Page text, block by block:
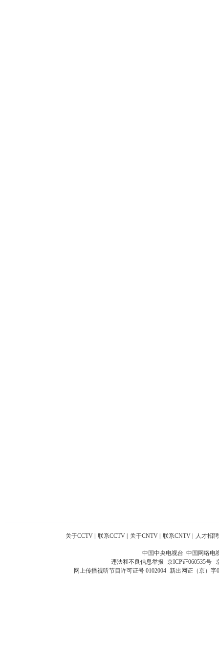
关于CCTV 联系CCTV 关于CNTV 联系CNTV 人才招聘
中国中央电视台 中国网络电
违法和不良信息举报 京ICP证060535号
网上传播视听节目许可证号 0102004 新出网证（京）